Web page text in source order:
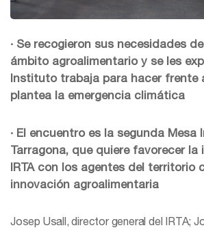
· Se recogieron sus necesidades
ámbito agroalimentario y se les
Instituto trabaja para hacer frente
plantea la emergencia climática
· El encuentro es la segunda
Tarragona, que quiere favorecer la
IRTA con los agentes del territorio
innovación agroalimentaria
Josep Usall, director general del IRTA;